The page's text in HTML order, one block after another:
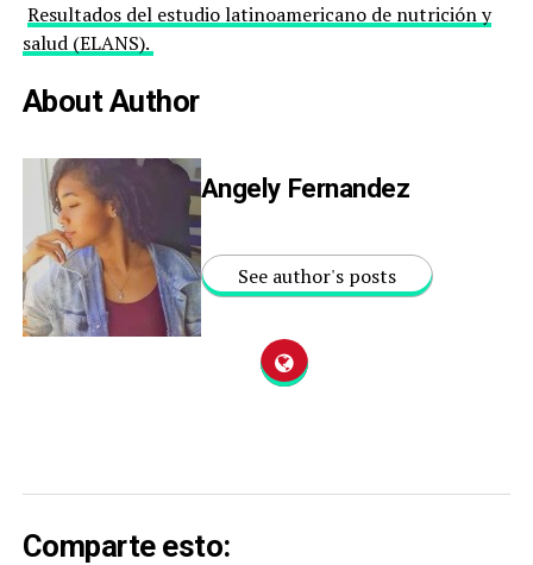
Resultados del estudio latinoamericano de nutrición y
salud (ELANS).
About Author
Angely Fernandez
See author's posts
Comparte esto: